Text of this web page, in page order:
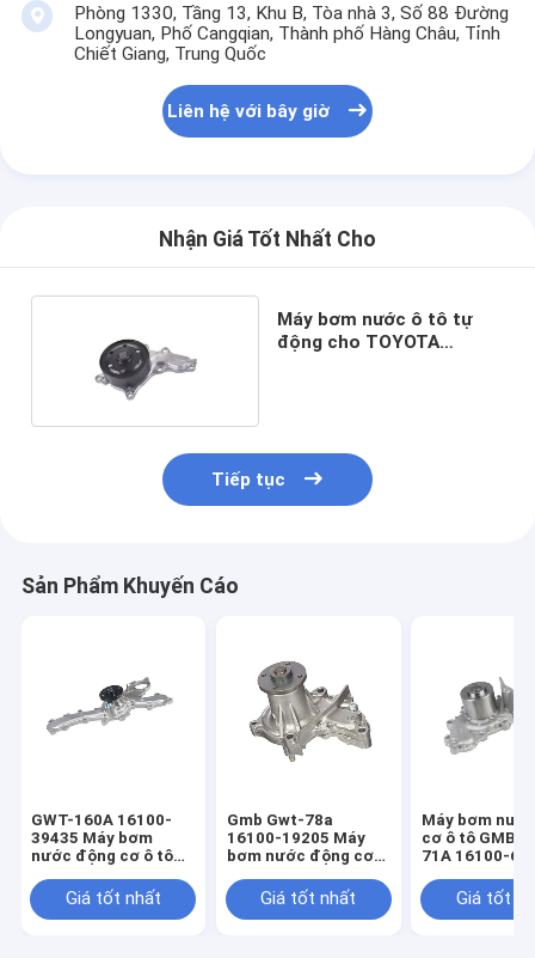
Phòng 1330, Tầng 13, Khu B, Tòa nhà 3, Số 88 Đường
Longyuan, Phố Cangqian, Thành phố Hàng Châu, Tỉnh
Chiết Giang, Trung Quốc
Liên hệ với bây giờ
Nhận Giá Tốt Nhất Cho
Máy bơm nước ô tô tự
động cho TOYOTA
Tiếp tục
Sản Phẩm Khuyến Cáo
GWT-160A 16100-
39435 Máy bơm
nước động cơ ô tô
2gr
Giá tốt nhất
Gmb Gwt-78a
16100-19205 Máy
bơm nước động cơ
CorollaGiá tốt nhất
Máy bơm
cơ ô tô GMB
71A 16100-
Giá tốt